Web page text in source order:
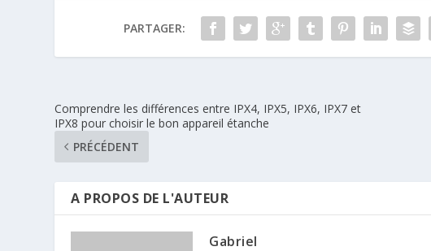
PARTAGER:
Comprendre les différences entre IPX4, IPX5, IPX6, IPX7 et
IPX8 pour choisir le bon appareil étanche
PRÉCÉDENT
A PROPOS DE L'AUTEUR
Gabriel